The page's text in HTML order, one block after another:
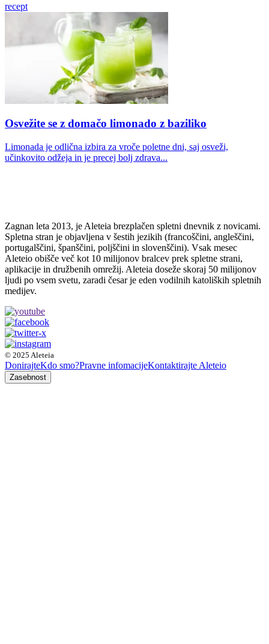
recept
Osvežite se z domačo limonado z baziliko
Limonada je odlična izbira za vroče poletne dni, saj osveži,
učinkovito odžeja in je precej bolj zdrava...
Zagnan leta 2013, je Aleteia brezplačen spletni dnevnik z novicami.
Spletna stran je objavljena v šestih jezikih (francoščini, angleščini,
portugalščini, španščini, poljščini in slovenščini). Vsak mesec
Aleteio obišče več kot 10 milijonov bralcev prek spletne strani,
aplikacije in družbenih omrežij. Aleteia doseže skoraj 50 milijonov
ljudi po vsem svetu, zaradi česar je eden vodilnih katoliških spletnih
medijev.
© 2025 Aleteia
DonirajteKdo smo?Pravne infomacijeKontaktirajte Aleteio
Zasebnost